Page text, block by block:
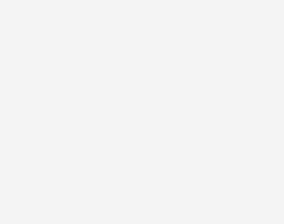
9T
Đen
GB
đ
Minh